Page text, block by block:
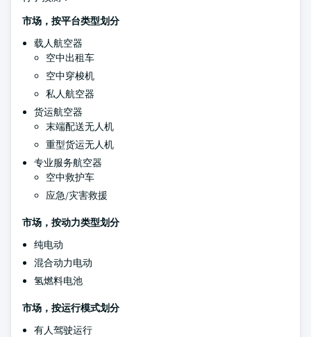
市场，按平台类型划分
载人航空器
空中出租车
空中穿梭机
私人航空器
货运航空器
末端配送无人机
重型货运无人机
专业服务航空器
空中救护车
应急/灾害救援
市场，按动力类型划分
纯电动
混合动力电动
氢燃料电池
市场，按运行模式划分
有人驾驶运行